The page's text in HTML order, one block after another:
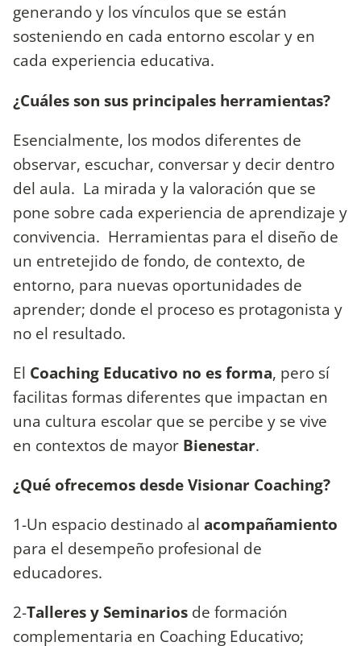
generando y los vínculos que se están
sosteniendo en cada entorno escolar y en
cada experiencia educativa.
¿Cuáles son sus principales herramientas?
Esencialmente, los modos diferentes de
observar, escuchar, conversar y decir dentro
del aula. La mirada y la valoración que se
pone sobre cada experiencia de aprendizaje y
convivencia. Herramientas para el diseño de
un entretejido de fondo, de contexto, de
entorno, para nuevas oportunidades de
aprender; donde el proceso es protagonista y
no el resultado.
El Coaching Educativo no es forma, pero sí
facilitas formas diferentes que impactan en
una cultura escolar que se percibe y se vive
en contextos de mayor Bienestar.
¿Qué ofrecemos desde Visionar Coaching?
1-Un espacio destinado al acompañamiento
para el desempeño profesional de
educadores.
2-Talleres y Seminarios de formación
complementaria en Coaching Educativo;